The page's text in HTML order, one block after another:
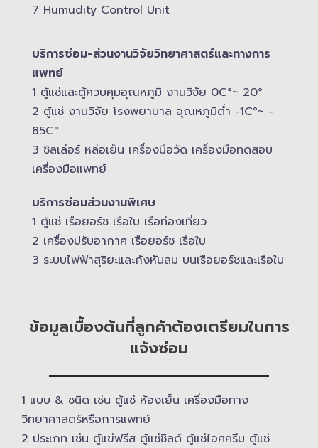
7 Humudity Control Unit
บริการซ่อม-​ส่วนงานวิจัยวิทยาศาสตร์และทางการ
แพทย์
1 ตู้แช่และตู้ควบคุม​อุณหภูมิ​ งานวิจัย 0C°~ 20°
2 ตู้แช่ งานวิจัย โรงพยาบาล อุณหภูมิ​ต่ำ -​1C°~ -​
85C°
3 ชิลเล่อร์ หล่อเย็น เครื่องมือวัด เครื่องมือทดสอบ
เครื่องมือแพทย์
บริการซ่อมส่วนงานพิเศษ
1 ตู้แช่ เรือยอร์ช เรือใบ เรือท่องเที่ยว
2 เครื่องปรับอากาศ เรือยอร์ช เรือใบ
3 ระบบไฟฟ้าสุริยะและกังหันลม บนเรือยอร์ช​และเรือใบ
ข้อมูลเบื้องต้นที่ลูกค้าต้องเตรียมในการ
แจ้งซ่อม
1 แบบ & ​ชนิด เช่น ตู้แช่ ห้องเย็น เครื่องมือทาง
วิทยาศาสตร์​หรือการแพทย์
2 ประเภท เช่น ตู้แข่ฟรีส ตู้แช่ชิลด์ ตู้แช่ไอศครีม ตู้แช่